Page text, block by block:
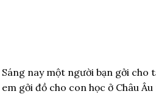
Sáng nay một người bạn gởi cho
em gởi đồ cho con học ở Châu